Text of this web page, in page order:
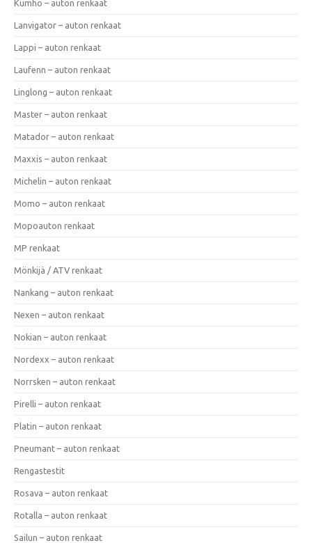
Kumho – auton renkaat
Lanvigator – auton renkaat
Lappi – auton renkaat
Laufenn – auton renkaat
Linglong – auton renkaat
Master – auton renkaat
Matador – auton renkaat
Maxxis – auton renkaat
Michelin – auton renkaat
Momo – auton renkaat
Mopoauton renkaat
MP renkaat
Mönkijä / ATV renkaat
Nankang – auton renkaat
Nexen – auton renkaat
Nokian – auton renkaat
Nordexx – auton renkaat
Norrsken – auton renkaat
Pirelli – auton renkaat
Platin – auton renkaat
Pneumant – auton renkaat
Rengastestit
Rosava – auton renkaat
Rotalla – auton renkaat
Sailun – auton renkaat